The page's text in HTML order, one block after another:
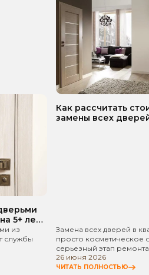
5+ лет
из
службы
Как рассчитать
замены всех
Замена всех дверей в
просто косметическое
серьезный этап
26 июня 2026
ЧИТАТЬ ПОЛНОСТЬЮ